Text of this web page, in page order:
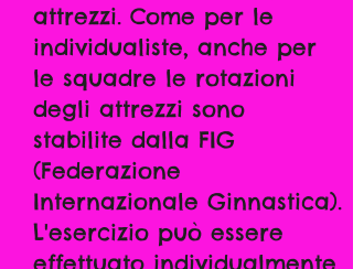
attrezzi. Come per le
individualiste, anche per
le squadre le rotazioni
degli attrezzi sono
stabilite dalla FIG
(Federazione
Internazionale Ginnastica).
L'esercizio può essere
effettuato individualmente,